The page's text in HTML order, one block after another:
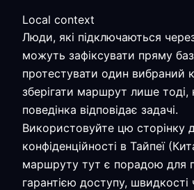
Local context
Люди, які підключаються
можуть зафіксувати пряму
протестувати один вибраний
зберігати маршрут лише тоді,
поведінка відповідає задачі.
Використовуйте цю сторінку
конфіденційності в Тайпеї
маршруту тут є порадою для
гарантією доступу, швидкості